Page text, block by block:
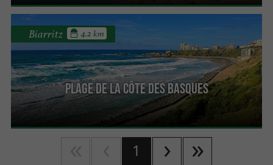
Plage de la Côte des Basques
Biarritz 4.2 km
1